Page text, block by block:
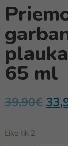
65 ml
39,90€
Liko tik 2